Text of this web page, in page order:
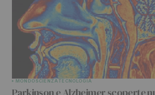
Your Name
Your E-mail*
Submit Comment
MONDOSCIENZATECNOLOGIA